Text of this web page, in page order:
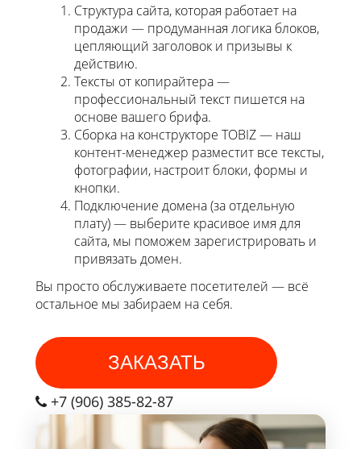
Структура сайта, которая работает на
продажи — продуманная логика блоков,
цепляющий заголовок и призывы к
действию.
Тексты от копирайтера —
профессиональный текст пишется на
основе вашего брифа.
Сборка на конструкторе TOBIZ — наш
контент-менеджер разместит все тексты,
фотографии, настроит блоки, формы и
кнопки.
Подключение домена (за отдельную
плату) — выберите красивое имя для
сайта, мы поможем зарегистрировать и
привязать домен.
Вы просто обслуживаете посетителей — всё
остальное мы забираем на себя.
ЗАКАЗАТЬ
+7 (906) 385-82-87